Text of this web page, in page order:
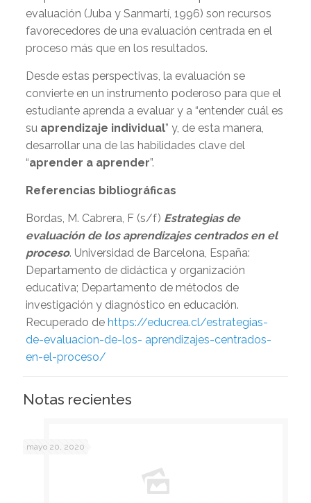
evaluación (Juba y Sanmartí, 1996) son recursos
favorecedores de una evaluación centrada en el
proceso más que en los resultados.
Desde estas perspectivas, la evaluación se
convierte en un instrumento poderoso para que el
estudiante aprenda a evaluar y a “entender cuál es
su aprendizaje individual” y, de esta manera,
desarrollar una de las habilidades clave del
“aprender a aprender”.
Referencias bibliográficas
Bordas, M. Cabrera, F (s/f) Estrategias de
evaluación de los aprendizajes centrados en el
proceso. Universidad de Barcelona, España:
Departamento de didáctica y organización
educativa; Departamento de métodos de
investigación y diagnóstico en educación.
Recuperado de https://educrea.cl/estrategias-
de-evaluacion-de-los- aprendizajes-centrados-
en-el-proceso/
Notas recientes
mayo 20, 2020